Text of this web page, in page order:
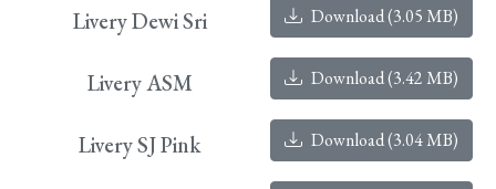
Livery Dewi Sri Download (3.05 MB)
Livery ASM Download (3.42 MB)
Livery SJ Pink Download (3.04 MB)